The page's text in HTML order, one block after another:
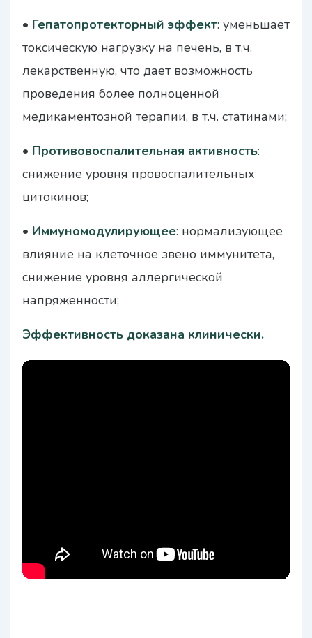
• Гепатопротекторный эффект: уменьшает
токсическую нагрузку на печень, в т.ч.
лекарственную, что дает возможность
проведения более полноценной
медикаментозной терапии, в т.ч. статинами;
• Противовоспалительная активность:
снижение уровня провоспалительных
цитокинов;
• Иммуномодулирующее: нормализующее
влияние на клеточное звено иммунитета,
снижение уровня аллергической
напряженности;
Эффективность доказана клинически.